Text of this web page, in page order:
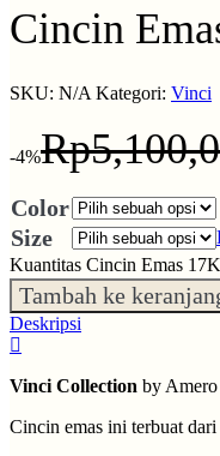
Cincin
SKU: N/A Kategori: Vinci
-4%Rp
Color
Size
Kuantitas Cincin Emas
Tambah ke
Deskripsi
Vinci Collection by
Cincin emas ini terbuat